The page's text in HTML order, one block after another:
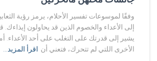
وفقًا لموسوعات تفسير الأحلام، يرمز رؤية
إلى الأعداء والخصوم الذين قد يحاولون إيذاءك.
يشير إلى قدرتك على التغلب على أحد الأعداء. أما
الأخرى اللتي لم تتحرك، فتعني أن اقرأ المزيد…